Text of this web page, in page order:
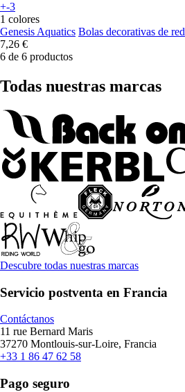
+-3
1 colores
Genesis Aquatics Bolas decorativas de red
7,26 €
6 de 6 productos
Todas nuestras marcas
Descubre todas nuestras marcas
Servicio postventa en Francia
Contáctanos
11 rue Bernard Maris
37270 Montlouis-sur-Loire, Francia
+33 1 86 47 62 58
Pago seguro